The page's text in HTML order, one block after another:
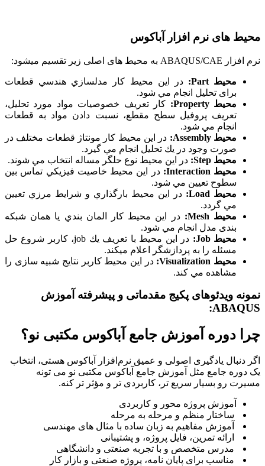
محیط های نرم افزار آباکوس
نرم افزار ABAQUS/CAE به محیط ­های اصلی زیر تقسیم میشود:
محیط Part:
در اين محيط كار مدلسازي هندسي قطعات
برای تحلیل انجام مي شود.
محیط Property:
كار تعريف خصوصيات مواد مورد تحليل،
تعريف پروفيل سطح مقطع، نسبت دادن مواد به قطعات
انجام مي شود.
محیط Assembly:
در اين محيط كار مونتاژ قطعات مختلف در
صورت وجود در يك تحليل انجام مي گيرد.
محیط Step:
در اين محيط نوع حلگر مساله انتخاب مي شوند.
محیط Interaction:
در اين محيط خاصيت فيزيكي تماس بين
سطوح تعيين مي شود.
محیط Load:
در اين محيط بارگذاري و شرايط مرزي تعيين
مي گردد.
محیط Mesh:
در اين محيط كار المان بندي یا همان شبکه
بندی مدل انجام مي شود.
محیط Job:
در اين محيط با تعريف يك job، کاربر شروع حل
مسئله را به پردازشگر اعلام می­کند.
محیط Visualization:
در اين محيط كاربر نتايج شبیه سازی را
مشاهده مي كند.
نمونه ویدئوهای پکیج مقدماتی و پیشرفته آموزش
ABAQUS:
چرا دوره آموزش جامع آباکوس مکتبی نو؟
اگر دنبال یادگیری اصولی و عمیق نرم‌افزار آباکوس هستی، انتخاب
یک دوره جامع مثل آموزش جامع آباکوس مکتبی‌ نو می‌ تونه
مسیرت رو بسیار سریع‌ تر، کاربردی‌ تر و مؤثر تر کنه.
آموزش پروژه‌ محور و کاربردی
ساختار منظم و مرحله‌ به‌ مرحله
آموزش مفاهیم به زبان ساده با مثال‌ های مهندسی
ارائه تمرین، فایل پروژه، و پشتیبانی
مدرس متخصص و با تجربه صنعتی و دانشگاهی
مناسب برای پایان‌ نامه، پروژه صنعتی و بازار کار